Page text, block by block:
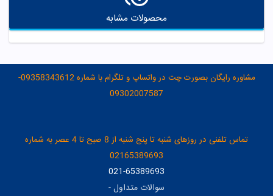
محصولات مشابه
مشاوره رایگان بصورت چت در واتساپ و تلگرام با شماره 09358343612-
09302007587
تماس تلفنی در روزهای شنبه تا پنج شنبه از 8 صبح تا 4 عصر به شماره
02165389693
021-65389693
سوالات متداول-